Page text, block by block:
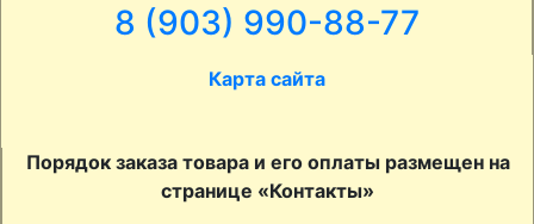
8 (903) 990-88-77
Карта сайта
Порядок заказа товара и его оплаты размещен на
странице «Контакты»